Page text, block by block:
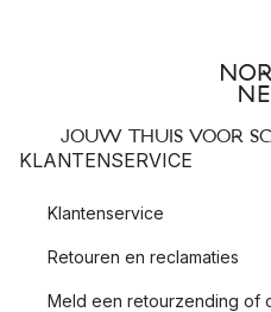
JOUW THUIS VOOR
KLANTENSERVICE
Klantenservice
Retouren en reclamaties
Meld een retourzending of